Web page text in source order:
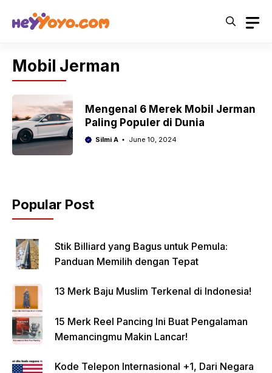
Mobil Jerman
Mengenal 6 Merek Mobil Jerman
Paling Populer di Dunia
Silmi A June 10, 2024
Popular Post
Stik Billiard yang Bagus untuk Pemula:
Panduan Memilih dengan Tepat
13 Merk Baju Muslim Terkenal di Indonesia!
15 Merk Reel Pancing Ini Buat Pengalaman
Memancingmu Makin Lancar!
Kode Telepon Internasional +1, Dari Negara